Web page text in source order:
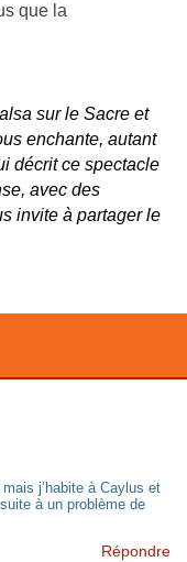
que la
sur le Sacre et
enchante, autant
décrit ce spectacle
avec des
invite à partager le
j’habite à Caylus et
à un problème de
Répondre